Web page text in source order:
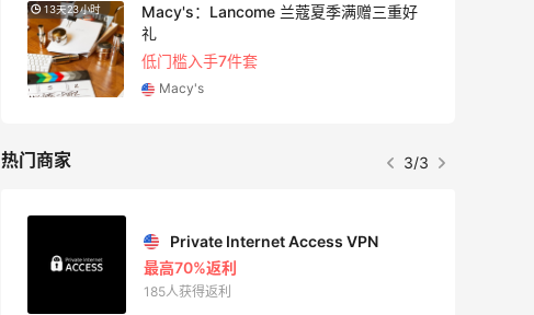
13天23小时
Macy's：Lancome 兰蔻夏季满赠三重好
礼
低门槛入手7件套
Macy's
热门商家 3/3
Private Internet Access VPN
最高70%返利
185人获得返利